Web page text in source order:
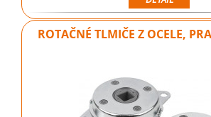
ROTAČNÉ TLMIČE Z OCELE,